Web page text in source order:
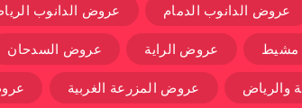
عروض الدانوب الدمام عروض الدانوب
مشيط عروض الراية عروض السدحان
والرياض عروض المزرعة الغربية